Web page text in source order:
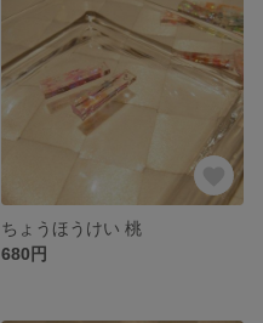
ちょうほうけい 桃
680円